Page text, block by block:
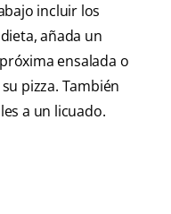
incluir los
añada un
ensalada o
pizza. También
a un licuado.